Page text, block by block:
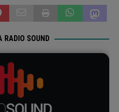
RADIO SOUND